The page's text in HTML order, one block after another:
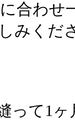
合わせ
みくだ
って1ヶ